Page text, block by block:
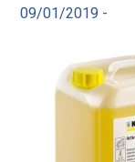
09/01/2019 -